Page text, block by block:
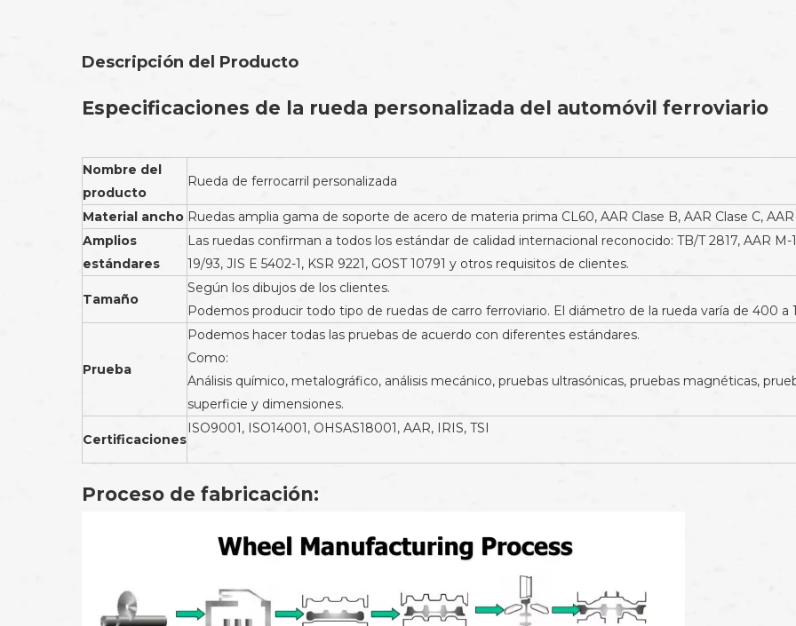
Descripción del Producto
Especificaciones de la rueda personalizada del automóvil ferroviario
Nombre del
producto
Rueda de ferrocarril personalizada
Material ancho Ruedas amplia gama de soporte de acero de materia prima CL60, AAR Clase B, AAR Clase C,
Amplios
estándares
Las ruedas confirman a todos los estándar de calidad internacional reconocido: TB/T 2817, AAR M-
19/93, JIS E 5402-1, KSR 9221, GOST 10791 y otros requisitos de clientes.
Tamaño
Según los dibujos de los clientes.
Podemos producir todo tipo de ruedas de carro ferroviario. El diámetro de la rueda varía de 400 a
Prueba
Podemos hacer todas las pruebas de acuerdo con diferentes estándares.
Como:
Análisis químico, metalográfico, análisis mecánico, pruebas ultrasónicas, pruebas magnéticas,
superficie y dimensiones.
Certificaciones
ISO9001, ISO14001, OHSAS18001, AAR, IRIS, TSI
Proceso de fabricación: